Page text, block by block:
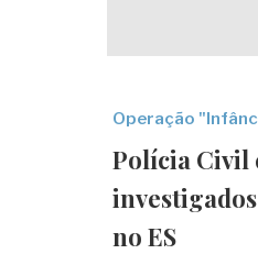
Operação
Polícia Civil
no ES